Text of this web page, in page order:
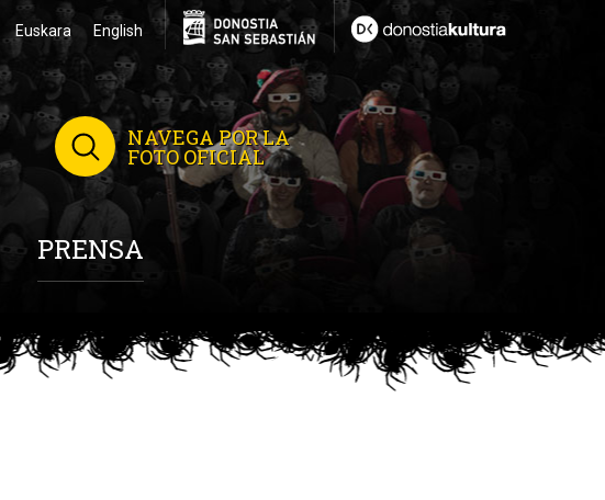
Euskara English
NAVEGA POR LA
FOTO OFICIAL
PRENSA